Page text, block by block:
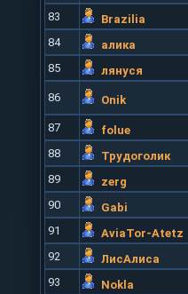
83 Brazilia
84
алика
85
лянуся
86 Onik
87 folue
88
Трудоголик
89
zerg
90
Gabi
91
AviaTor-Atetz
92
ЛисАлиса
93
Nokla